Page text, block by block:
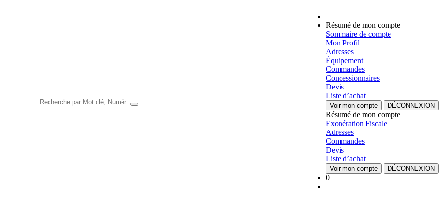
Résumé de mon compte
Sommaire de compte
Mon Profil
Adresses
Équipement
Commandes
Concessionnaires
Devis
Liste d’achat
Voir mon compte DÉCONNEXION
Résumé de mon compte
Exonération Fiscale
Adresses
Commandes
Devis
Liste d’achat
Voir mon compte DÉCONNEXION
0